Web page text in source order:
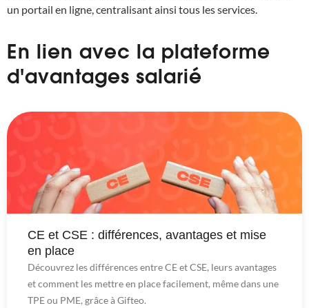
un portail en ligne, centralisant ainsi tous les services.
En lien avec la plateforme
d'avantages salarié
CE et CSE : différences, avantages et mise
en place
Découvrez les différences entre CE et CSE, leurs avantages
et comment les mettre en place facilement, même dans une
TPE ou PME, grâce à Gifteo.